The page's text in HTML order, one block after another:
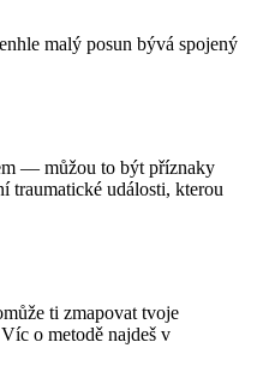
malý posun bývá spojený
— můžou to být příznaky
traumatické události, kterou
ti zmapovat tvoje
o metodě najdeš v